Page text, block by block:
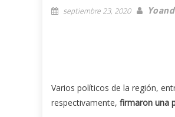
septiembre 23, 2020
Varios políticos de la región,
respectivamente, firmaron una